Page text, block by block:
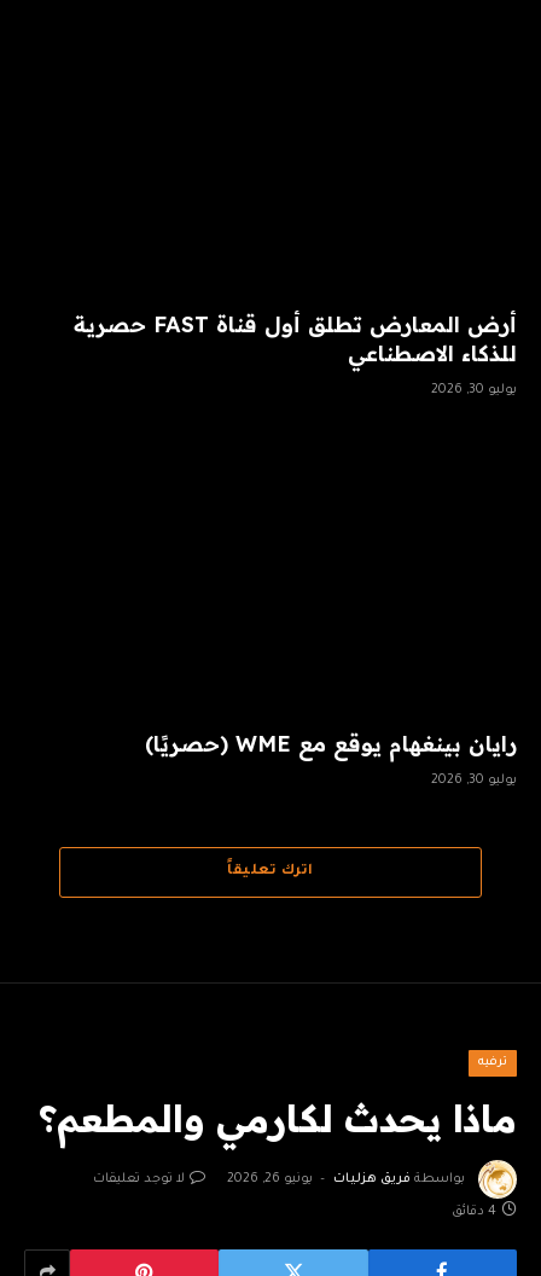
أرض المعارض تطلق أول قناة FAST حصرية
للذكاء الاصطناعي
يوليو 30, 2026
رايان بينغهام يوقع مع WME (حصريًا)
يوليو 30, 2026
اترك تعليقاً
ترفيه
ماذا يحدث لكارمي والمطعم؟
بواسطة فريق هزليات يونيو 26, 2026 لا توجد تعليقات
4 دقائق